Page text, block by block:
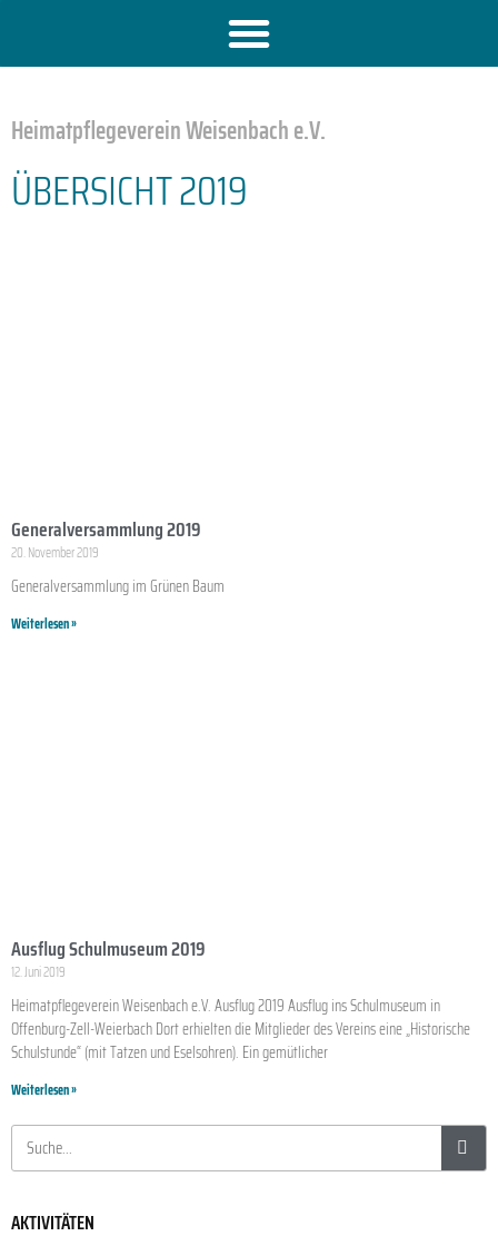
Heimatpflegeverein Weisenbach e.V.
ÜBERSICHT 2019
Generalversammlung 2019
20. November 2019
Generalversammlung im Grünen Baum
Weiterlesen »
Ausflug Schulmuseum 2019
12. Juni 2019
Heimatpflegeverein Weisenbach e.V. Ausflug 2019 Ausflug ins Schulmuseum in
Offenburg-Zell-Weierbach Dort erhielten die Mitglieder des Vereins eine „Historische
Schulstunde“ (mit Tatzen und Eselsohren). Ein gemütlicher
Weiterlesen »
AKTIVITÄTEN